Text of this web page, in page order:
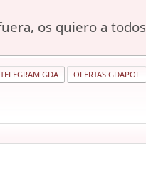
os quiero a todos
TELEGRAM GDA OFERTAS GDAPOL